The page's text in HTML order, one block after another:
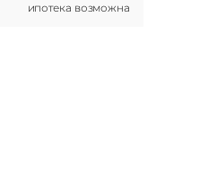
ипотека возможна